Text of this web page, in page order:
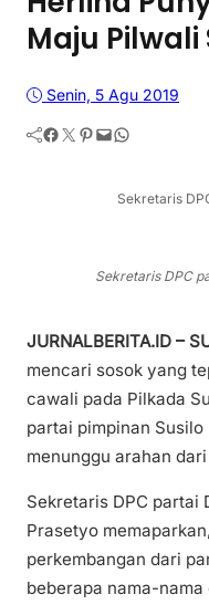
Maju
Senin, 5 Agu 2019
Facebook Twitter Pinterest Mail WhatsApp
Sekretaris
Sekretaris DPC
JURNALBERITA.ID –
mencari sosok yang
cawali pada Pilkada
partai pimpinan Susilo
menunggu arahan dari
Sekretaris DPC partai
Prasetyo
perkembangan dari
beberapa nama-